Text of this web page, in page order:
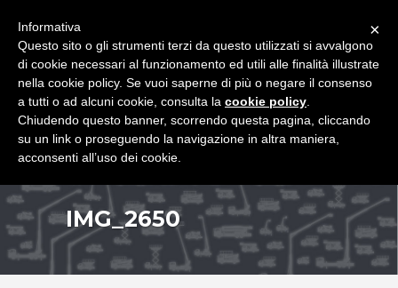
IMG_2650
×
Informativa
Questo sito o gli strumenti terzi da questo utilizzati si avvalgono
di cookie necessari al funzionamento ed utili alle finalità illustrate
nella cookie policy. Se vuoi saperne di più o negare il consenso
a tutti o ad alcuni cookie, consulta la cookie policy
Chiudendo questo banner, scorrendo questa pagina, cliccando
su un link o proseguendo la navigazione in altra maniera,
acconsenti all’uso dei cookie.